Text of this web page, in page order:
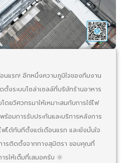
นแรก! อีกหนึ่งความภูมิใจของทีมงาน
ตั้งระบบโซล่าเซลล์ที่บริษัทร้านอาหาร
ยวิศวกรมาให้เหมาะสมกับการใช้ไฟ
อมการรับประกันและบริการหลังการ
ได้ทันทีตั้งแต่เดือนแรก และยังมั่นใจ
ารติดตั้งจากทางสุมิตรา ขอบคุณที่
รให้เต็มที่เสมอครับ 🌞